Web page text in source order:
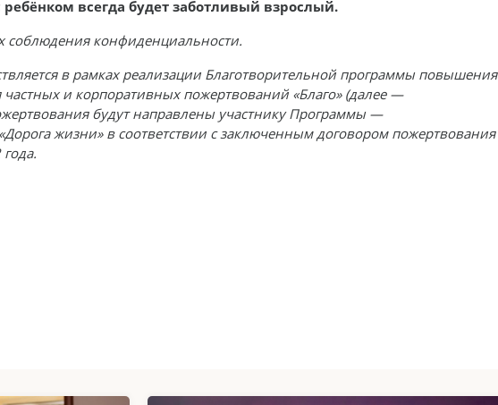
всегда будет заботливый взрослый.
соблюдения конфиденциальности.
в рамках реализации Благотворительной программы повышения
и корпоративных пожертвований «Благо» (далее —
будут направлены участнику Программы —
жизни» в соответствии с заключенным договором пожертвования